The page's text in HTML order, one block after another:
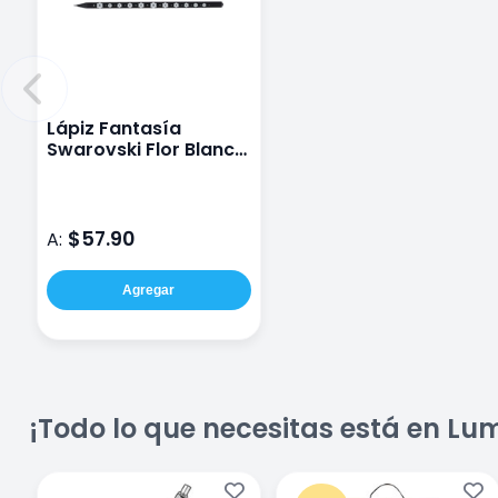
Lápiz Fantasía
Swarovski Flor Blanca
A: $57.90
Agregar
¡Todo lo que necesitas está en